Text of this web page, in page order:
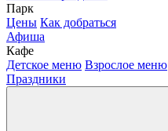
Парк
Цены Как добраться
Афиша
Кафе
Детское меню Взрослое меню
Праздники